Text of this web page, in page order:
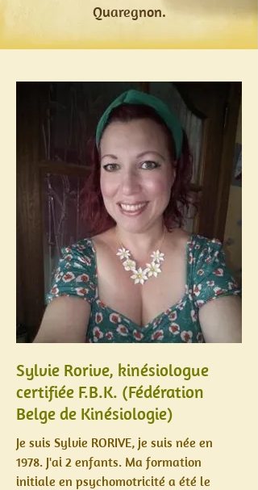
Quaregnon.
Sylvie Rorive, kinésiologue
certifiée F.B.K. (Fédération
Belge de Kinésiologie)
Je suis Sylvie RORIVE, je suis née en
1978. J'ai 2 enfants. Ma formation
initiale en psychomotricité a été le